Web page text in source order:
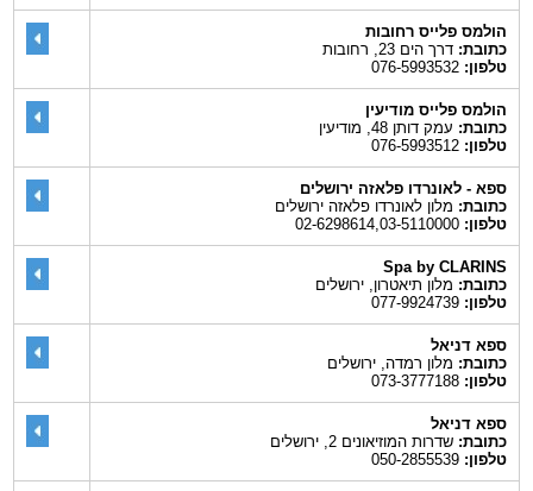
הולמס פלייס רחובות
כתובת:דרך הים 23, רחובות
טלפון:076-5993532
הולמס פלייס מודיעין
כתובת:עמק דותן 48, מודיעין
טלפון:076-5993512
ספא - לאונרדו פלאזה ירושלים
כתובת:מלון לאונרדו פלאזה ירושלים
טלפון:02-6298614,03-5110000
Spa by CLARINS
כתובת:מלון תיאטרון, ירושלים
טלפון:077-9924739
ספא דניאל
כתובת:מלון רמדה, ירושלים
טלפון:073-3777188
ספא דניאל
כתובת:שדרות המוזיאונים 2, ירושלים
טלפון:050-2855539